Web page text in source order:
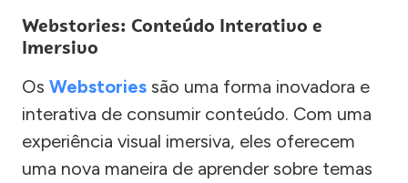
Webstories: Conteúdo Interativo e
Imersivo
Os Webstories são uma forma inovadora e
interativa de consumir conteúdo. Com uma
experiência visual imersiva, eles oferecem
uma nova maneira de aprender sobre temas